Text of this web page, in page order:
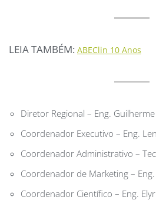
LEIA TAMBÉM: ABEClin 10 Anos
Diretor Regional – Eng.
Coordenador Executivo – Eng.
Coordenador Administrativo –
Coordenador de Marketing –
Coordenador Científico – Eng.